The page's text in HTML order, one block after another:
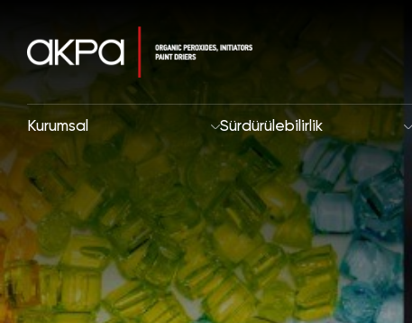
Kurumsal Sürdürülebilirlik